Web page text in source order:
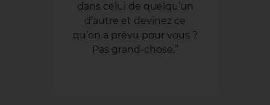
dans celui de quelqu’un
d’autre et devinez ce
qu’on a prévu pour vous ?
Pas grand-chose.”